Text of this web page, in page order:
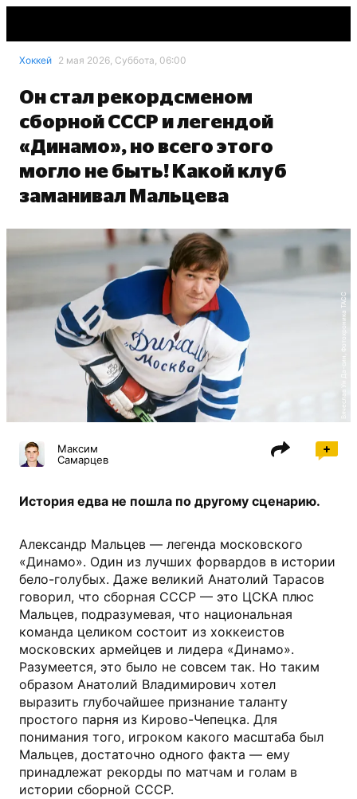
Хоккей 2 мая 2026, Суббота, 06:00
Он стал рекордсменом
сборной СССР и легендой
«Динамо», но всего этого
могло не быть! Какой клуб
заманивал Мальцева
Вячеслав Ун Да-син, Фотохроника ТАСС
Максим
Самарцев
История едва не пошла по другому сценарию.
Александр Мальцев — легенда московского
«Динамо». Один из лучших форвардов в истории
бело-голубых. Даже великий Анатолий Тарасов
говорил, что сборная СССР — это ЦСКА плюс
Мальцев, подразумевая, что национальная
команда целиком состоит из хоккеистов
московских армейцев и лидера «Динамо».
Разумеется, это было не совсем так. Но таким
образом Анатолий Владимирович хотел
выразить глубочайшее признание таланту
простого парня из Кирово-Чепецка. Для
понимания того, игроком какого масштаба был
Мальцев, достаточно одного факта — ему
принадлежат рекорды по матчам и голам в
истории сборной СССР.